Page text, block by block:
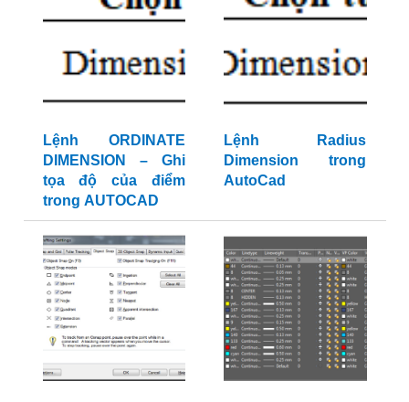
Lệnh ORDINATE
DIMENSION – Ghi
tọa độ của điểm
trong AUTOCAD
Lệnh Radius
Dimension trong
AutoCad